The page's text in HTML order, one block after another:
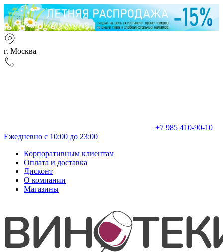
г. Москва
+7 985 410-90-10
Ежедневно с 10:00 до 23:00
Корпоративным клиентам
Оплата и доставка
Дисконт
О компании
Магазины